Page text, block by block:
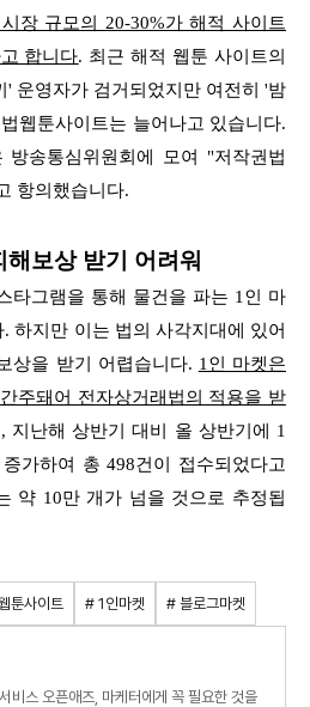
장 규모의 20-30%가 해적 사이트
합니다. 최근 해적 웹툰 사이트의
' 운영자가 검거되었지만 여전히 '밤
웹툰사이트는 늘어나고 있습니다.
방송통심위원회에 모여 "저작권법
항의했습니다.
해보상 받기 어려워
타그램을 통해 물건을 파는 1인 마
하지만 이는 법의 사각지대에 있어
상을 받기 어렵습니다. 1인 마켓은
주돼어 전자상거래법의 적용을 받
지난해 상반기 대비 올 상반기에 1
가하여 총 498건이 접수되었다고
약 10만 개가 넘을 것으로 추정됩
툰사이트 # 1인마켓 # 블로그마켓
비스 오픈애즈, 마케터에게 꼭 필요한 것을